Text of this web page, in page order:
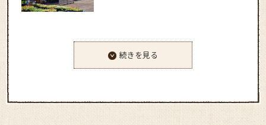
続きを見る